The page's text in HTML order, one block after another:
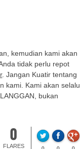
kemudian kami akan
tidak perlu repot
. Jangan Kuatir tentang
kami. Kami akan selalu
bukan
0
FLARES